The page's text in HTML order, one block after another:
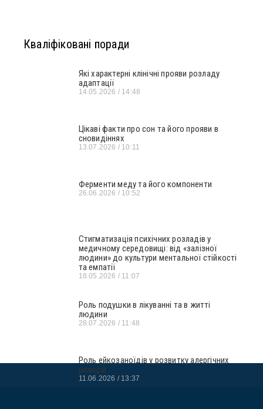
Кваліфіковані поради
Які характерні клінічні прояви розладу
адаптації
14.05.2026 14:48
Цікаві факти про сон та його прояви в
сновидіннях
13.07.2026 10:11
Ферменти меду та його компоненти
26.06.2026 10:52
Стигматизація психічних розладів у
медичному середовищі: від «залізної
людини» до культури ментальної стійкості
та емпатії
18.05.2026 11:07
Роль подушки в лікуванні та в житті
людини
28.07.2026 11:48
Роль ейкозаноїдів у розвитку алергічних
реакцій
11.06.2026 13:37